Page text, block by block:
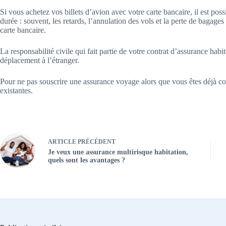
Si vous achetez vos billets d’avion avec votre carte bancaire, il est
durée : souvent, les retards, l’annulation des vols et la perte de
carte bancaire.
La responsabilité civile qui fait partie de votre contrat d’assurance
déplacement à l’étranger.
Pour ne pas souscrire une assurance voyage alors que vous êtes déjà
existantes.
ARTICLE PRÉCÉDENT
Je veux une assurance multirisque habitation,
quels sont les avantages ?